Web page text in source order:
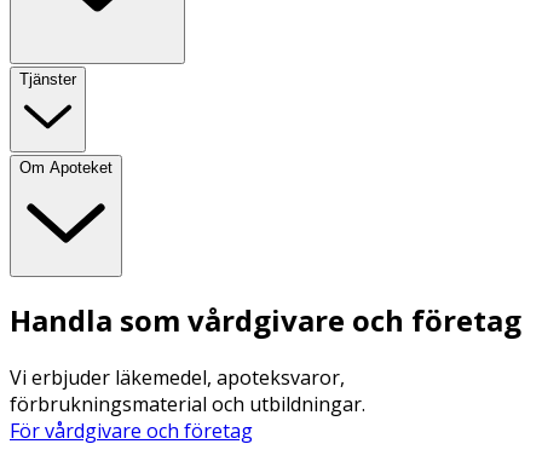
Tjänster
Om Apoteket
Handla som vårdgivare och företag
Vi erbjuder läkemedel, apoteksvaror,
förbrukningsmaterial och utbildningar.
För vårdgivare och företag